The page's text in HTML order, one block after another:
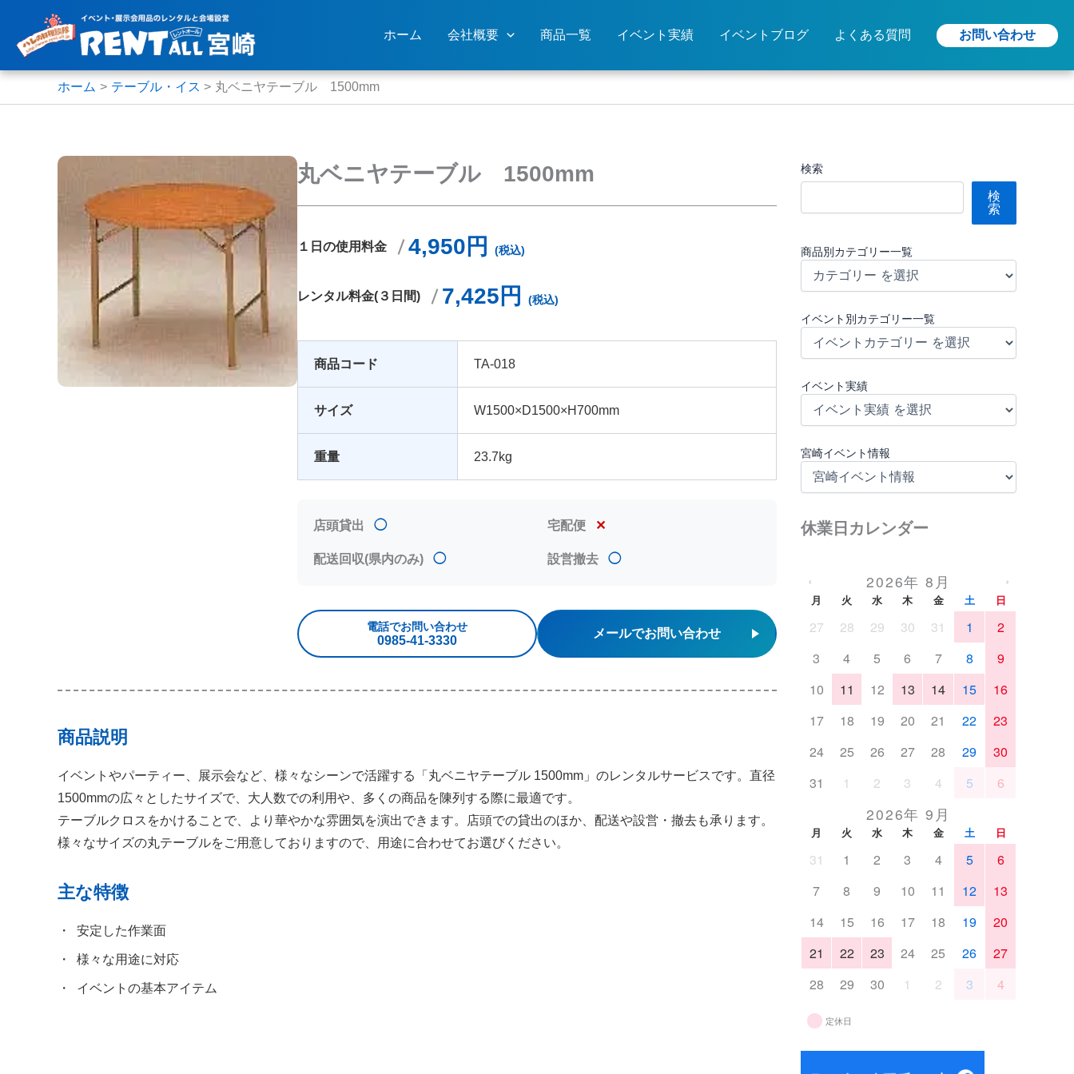
ス
ホーム 会社概要 商品一覧 イベント実績 イベントブログ よくある質問 お問い合わせ
ホーム テーブル・イス 丸ベニヤテーブル 1500mm
丸ベニヤテーブル 1500mm
１日の使用料金 4,950円 (税込)
レンタル料金(３日間) 7,425円 (税込)
商品コード TA-018
サイズ W1500×D1500×H700mm
重量 23.7kg
店頭貸出 ◯ 宅配便 ✕
配送回収(県内のみ) ◯ 設営撤去 ◯
電話でお問い合わせ
0985‐41‐3330 メールでお問い合わせ
商品説明
イベントやパーティー、展示会など、様々なシーンで活躍する「丸ベニヤテーブル 1500mm」のレンタルサービスです。直径
1500mmの広々としたサイズで、大人数での利用や、多くの商品を陳列する際に最適です。
テーブルクロスをかけることで、より華やかな雰囲気を演出できます。店頭での貸出のほか、配送や設営・撤去も承ります。
様々なサイズの丸テーブルをご用意しておりますので、用途に合わせてお選びください。
主な特徴
安定した作業面
様々な用途に対応
イベントの基本アイテム
検索
検
索
商品別カテゴリー一覧
イベント別カテゴリー一覧
イベント実績
宮崎イベント情報
休業日カレンダー
‹ 2026年 8月 ›
月 火 水 木 金 土 日
27 28 29 30 31 1
2
3
4 5 6 7 8
9
10
11 12 13 14 15
16
17
18 19 20 21 22
23
24
25 26 27 28 29
30
31
1 2 3 4 5 6
2026年 9月
月 火 水 木 金 土 日
31 1 2 3 4 5
6
7
8 9 10 11 12
13
14
15 16 17 18 19
20
21
22 23 24 25 26
27
28
29 30 1 2 3 4
定休日